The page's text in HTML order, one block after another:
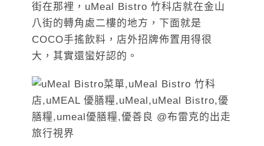
街在那裡，uMeal Bistro 竹科店就在金山
八街的轉角處二樓的地方，下面就是
COCO手搖飲料，店外招牌佈置用得很
大，其實還蠻好認的。